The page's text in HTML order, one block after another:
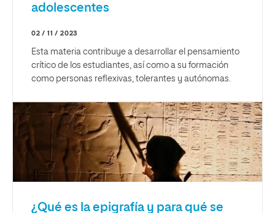
adolescentes
02 / 11 / 2023
Esta materia contribuye a desarrollar el pensamiento
crítico de los estudiantes, así como a su formación
como personas reflexivas, tolerantes y autónomas.
¿Qué es la epigrafía y para qué se